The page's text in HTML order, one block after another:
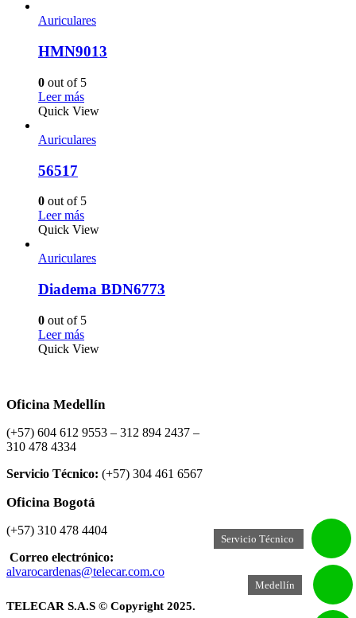
Servicio Técnico
Medellín
Auriculares
HMN9013
0 out of 5
Leer más
Quick View
Auriculares
56517
0 out of 5
Leer más
Quick View
Auriculares
Diadema BDN6773
0 out of 5
Leer más
Quick View
Oficina Medellín
(+57) 604 612 9553 – 312 894 2437 –
310 478 4334
Servicio Técnico: (+57) 304 461 6567
Oficina Bogotá
(+57) 310 478 4404
Correo electrónico:
alvarocardenas@telecar.com.co
TELECAR S.A.S © Copyright 2025.